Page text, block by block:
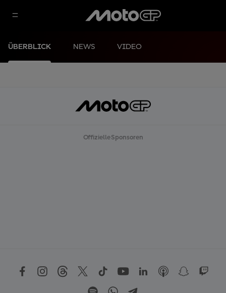
ÜBERBLICK NEWS VIDEO
Offizielle Sponsoren